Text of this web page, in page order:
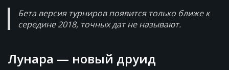
Бета версия турниров появится только ближе к
середине 2018, точных дат не называют.
Лунара — новый друид